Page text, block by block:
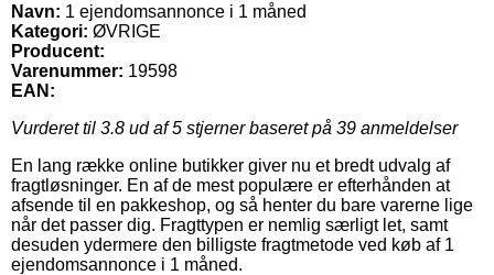
Navn: 1 ejendomsannonce i 1 måned
Kategori: ØVRIGE
Producent:
Varenummer: 19598
EAN:
Vurderet til 3.8 ud af 5 stjerner baseret på 39 anmeldelser
En lang række online butikker giver nu et bredt udvalg af
fragtløsninger. En af de mest populære er efterhånden at
afsende til en pakkeshop, og så henter du bare varerne lige
når det passer dig. Fragttypen er nemlig særligt let, samt
desuden ydermere den billigste fragtmetode ved køb af 1
ejendomsannonce i 1 måned.